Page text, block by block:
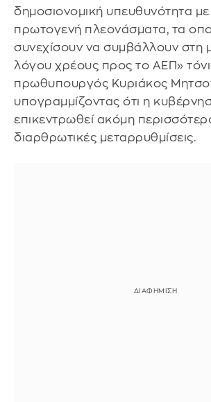
δημοσιονομική υπευθυνότητα με
πρωτογενή πλεονάσματα, τα
συνεχίσουν να συμβάλλουν στη
λόγου χρέους προς το ΑΕΠ»
πρωθυπουργός Κυριάκος
υπογραμμίζοντας ότι η
επικεντρωθεί ακόμη
διαρθρωτικές μεταρρυθμίσεις.